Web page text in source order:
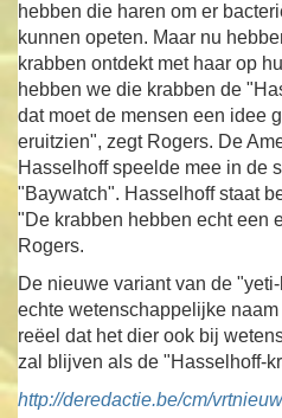
hebben die haren om er
kunnen opeten. Maar nu
krabben ontdekt met haar op
hebben we die krabben de
dat moet de mensen een idee
eruitzien", zegt Rogers. De
Hasselhoff speelde mee in de
"Baywatch". Hasselhoff staat
"De krabben hebben echt een
Rogers.
De nieuwe variant van de
echte wetenschappelijke
reëel dat het dier ook bij
zal blijven als de "Hasselhoff-
http://deredactie.be/cm/